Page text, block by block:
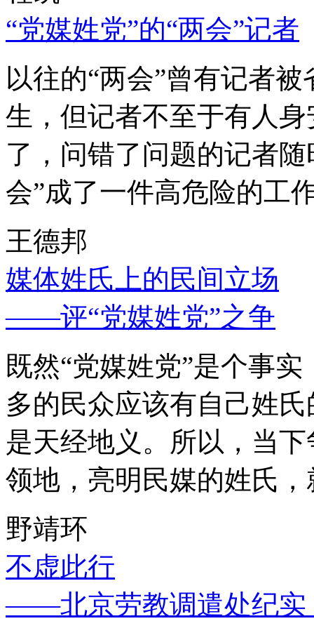
“党媒姓党”的“两会”记者
以往的“两会”曾有记者
生，但记者不至于有人
了，问错了问题的记者
会”成了一件高危险的工
王德邦
媒体姓氏上的民间立场
——评“党媒姓党”之争
既然“党媒姓党”是个事
多的民众应该有自己姓
是天经地义。所以，当
领地，亮明民媒的姓氏
野靖环
不虚此行
——北京劳教调遣处纪实